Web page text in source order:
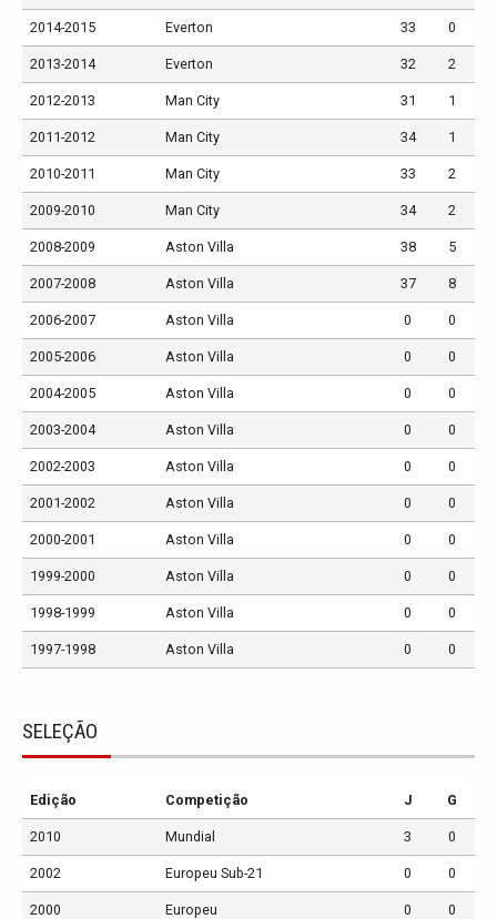
2014-2015 Everton 33 0
2013-2014 Everton 32 2
2012-2013 Man City 31 1
2011-2012 Man City 34 1
2010-2011 Man City 33 2
2009-2010 Man City 34 2
2008-2009 Aston Villa 38 5
2007-2008 Aston Villa 37 8
2006-2007 Aston Villa 0 0
2005-2006 Aston Villa 0 0
2004-2005 Aston Villa 0 0
2003-2004 Aston Villa 0 0
2002-2003 Aston Villa 0 0
2001-2002 Aston Villa 0 0
2000-2001 Aston Villa 0 0
1999-2000 Aston Villa 0 0
1998-1999 Aston Villa 0 0
1997-1998 Aston Villa 0 0
SELEÇÃO
Edição Competição J G
2010 Mundial 3 0
2002 Europeu Sub-21 0 0
2000 Europeu 0 0